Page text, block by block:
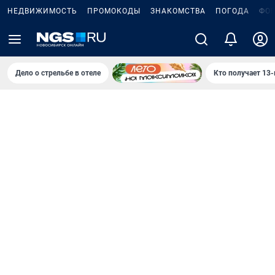
НЕДВИЖИМОСТЬ ПРОМОКОДЫ ЗНАКОМСТВА ПОГОДА
Дело о стрельбе в отеле Кто получает